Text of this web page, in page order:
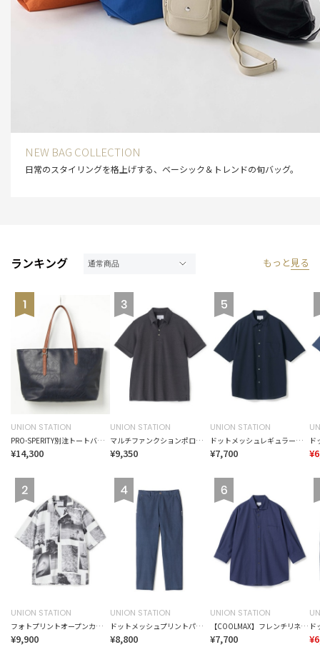
NEW BAG COLLECTION
日常のスタイリングを格上げする、ベーシック＆トレンドの旬バッグ。
ランキング もっと 見る
UNION STATION
PRO-SPERITY別注トートバッグ
¥14,300
UNION STATION
フォトプリントオープンカラーハーフスリーブシャツ
¥9,900
UNION STATION
マルチファンクションポロシャツ＜ストレッチ・速乾・イージーケア・ハンドウォッシャブル・UVカット・ 抗菌・防臭＞
¥9,350
UNION STATION
ドットメッシュプリントパンツ＜ストレッチ・軽量・ハンドウォッシャブル・通気性＞
¥8,800
UNION STATION
ドットメッシュレギュラーカラーシャツ〈ストレッチ・マシンウォッシャブル・軽量・接触冷感・通気性〉
¥7,700
UNION STATION
【COOLMAX】フレンチリネン7分袖シャツ＜マシンウォッシャブル・通気性＞
¥7,700